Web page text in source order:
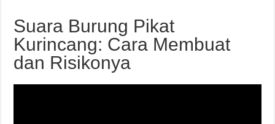
Suara Burung Pikat
Kurincang: Cara Membuat
dan Risikonya